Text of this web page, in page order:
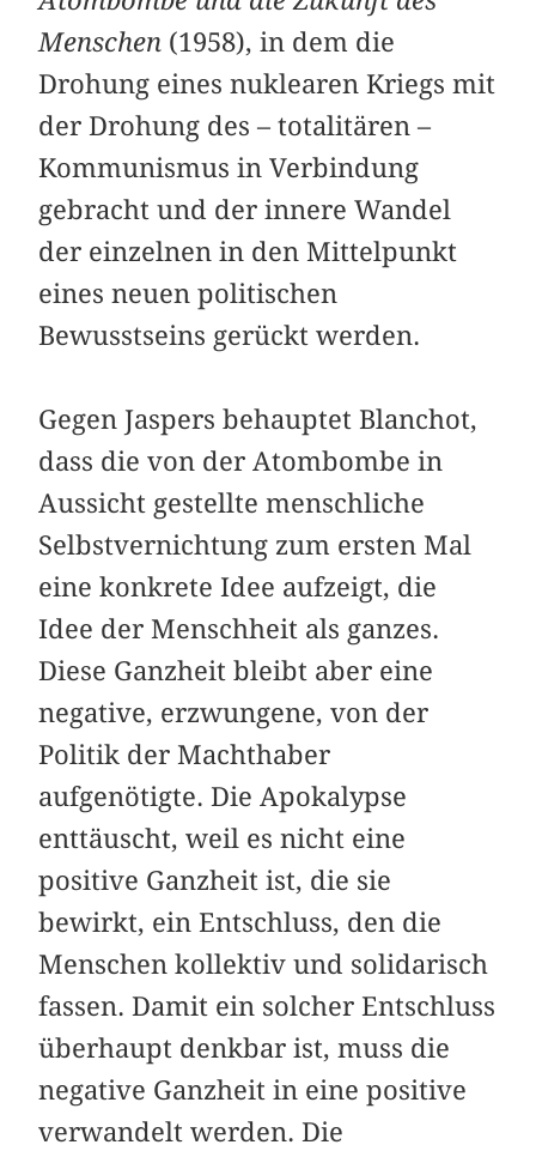
Menschen (1958), in dem die
Drohung eines nuklearen Kriegs mit
der Drohung des – totalitären –
Kommunismus in Verbindung
gebracht und der innere Wandel
der einzelnen in den Mittelpunkt
eines neuen politischen
Bewusstseins gerückt werden.
Gegen Jaspers behauptet Blanchot,
dass die von der Atombombe in
Aussicht gestellte menschliche
Selbstvernichtung zum ersten Mal
eine konkrete Idee aufzeigt, die
Idee der Menschheit als ganzes.
Diese Ganzheit bleibt aber eine
negative, erzwungene, von der
Politik der Machthaber
aufgenötigte. Die Apokalypse
enttäuscht, weil es nicht eine
positive Ganzheit ist, die sie
bewirkt, ein Entschluss, den die
Menschen kollektiv und solidarisch
fassen. Damit ein solcher Entschluss
überhaupt denkbar ist, muss die
negative Ganzheit in eine positive
verwandelt werden. Die